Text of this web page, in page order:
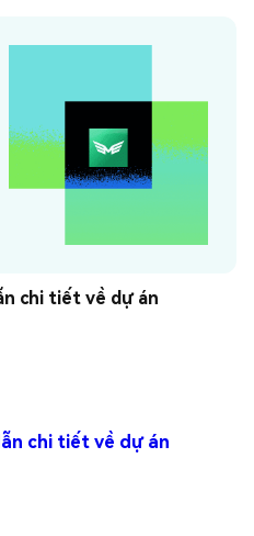
chi tiết về dự án
chi tiết về dự án